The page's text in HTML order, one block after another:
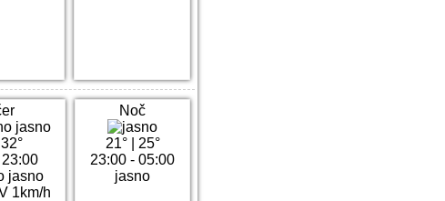
32°
jasno
1km/h
Noč
21°| 25°
23:00 - 05:00
jasno